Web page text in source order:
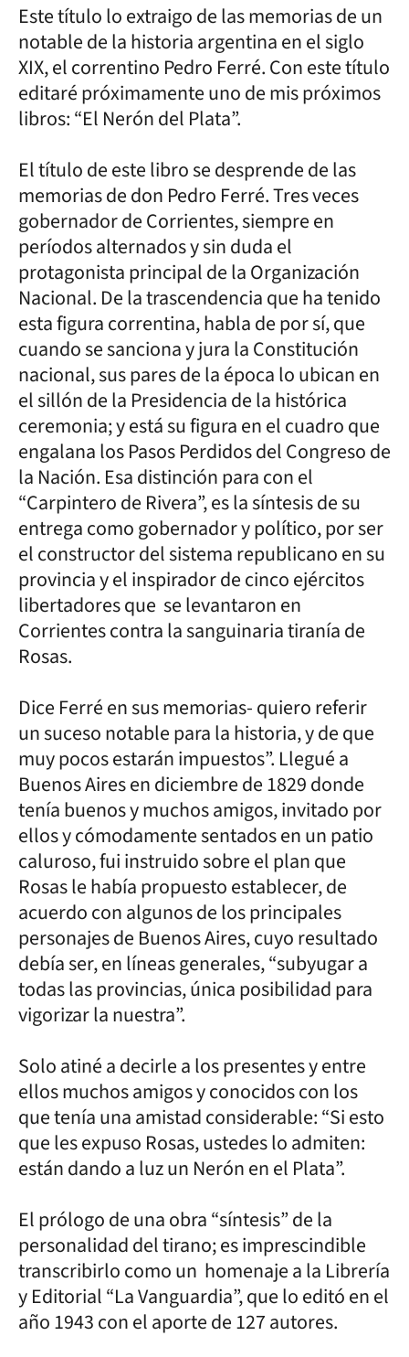
Este título lo extraigo de las memorias de un
notable de la historia argentina en el siglo
XIX, el correntino Pedro Ferré. Con este título
editaré próximamente uno de mis próximos
libros: “El Nerón del Plata”.
El título de este libro se desprende de las
memorias de don Pedro Ferré. Tres veces
gobernador de Corrientes, siempre en
períodos alternados y sin duda el
protagonista principal de la Organización
Nacional. De la trascendencia que ha tenido
esta figura correntina, habla de por sí, que
cuando se sanciona y jura la Constitución
nacional, sus pares de la época lo ubican en
el sillón de la Presidencia de la histórica
ceremonia; y está su figura en el cuadro que
engalana los Pasos Perdidos del Congreso de
la Nación. Esa distinción para con el
“Carpintero de Rivera”, es la síntesis de su
entrega como gobernador y político, por ser
el constructor del sistema republicano en su
provincia y el inspirador de cinco ejércitos
libertadores que se levantaron en
Corrientes contra la sanguinaria tiranía de
Rosas.
Dice Ferré en sus memorias- quiero referir
un suceso notable para la historia, y de que
muy pocos estarán impuestos”. Llegué a
Buenos Aires en diciembre de 1829 donde
tenía buenos y muchos amigos, invitado por
ellos y cómodamente sentados en un patio
caluroso, fui instruido sobre el plan que
Rosas le había propuesto establecer, de
acuerdo con algunos de los principales
personajes de Buenos Aires, cuyo resultado
debía ser, en líneas generales, “subyugar a
todas las provincias, única posibilidad para
vigorizar la nuestra”.
Solo atiné a decirle a los presentes y entre
ellos muchos amigos y conocidos con los
que tenía una amistad considerable: “Si esto
que les expuso Rosas, ustedes lo admiten:
están dando a luz un Nerón en el Plata”.
El prólogo de una obra “síntesis” de la
personalidad del tirano; es imprescindible
transcribirlo como un homenaje a la Librería
y Editorial “La Vanguardia”, que lo editó en el
año 1943 con el aporte de 127 autores.